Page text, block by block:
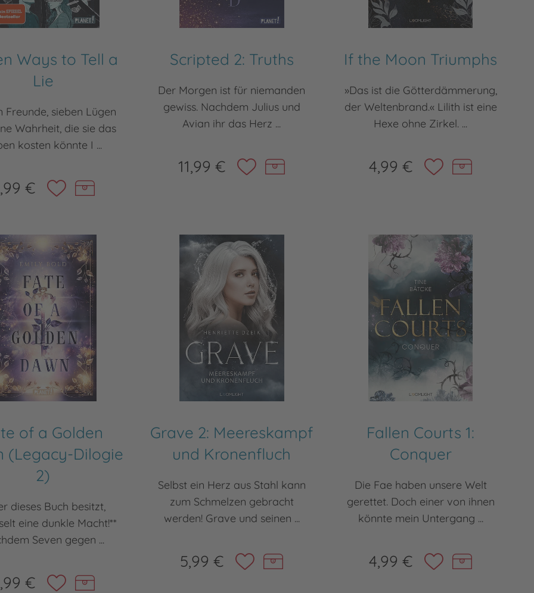
Ways to Tell a
Lie
Freunde, sieben Lügen
Wahrheit, die sie das
kosten könnte I ...
€
Scripted 2: Truths
Der Morgen ist für niemanden
gewiss. Nachdem Julius und
Avian ihr das Herz ...
11,99 €
If the Moon Triumphs
»Das ist die Götterdämmerung,
der Weltenbrand.« Lilith ist eine
Hexe ohne Zirkel. ...
4,99 €
of a Golden
(Legacy-Dilogie
2)
dieses Buch besitzt,
eine dunkle Macht!**
Seven gegen ...
€
Grave 2: Meereskampf
und Kronenfluch
Selbst ein Herz aus Stahl kann
zum Schmelzen gebracht
werden! Grave und seinen ...
5,99 €
Fallen Courts 1:
Conquer
Die Fae haben unsere Welt
gerettet. Doch einer von ihnen
könnte mein Untergang ...
4,99 €